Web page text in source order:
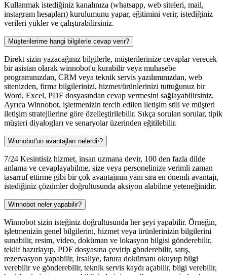
Kullanmak istediğiniz kanalınıza (whatsapp, web siteleri, mail,
instagram hesapları) kurulumunu yapar, eğitimini verir, istediğiniz
verileri yükler ve çalıştırabilirsiniz.
Müşterilerime hangi bilgilerle cevap verir?
Direkt sizin yazacağınız bilgilerle, müşterilerinize cevaplar verecek
bir asistan olarak winnobot'u kurabilir veya muhasebe
programınızdan, CRM veya teknik servis yazılımınızdan, web
sitenizden, firma bilgilerinizi, hizmet/ürünlerinizi tuttuğunuz bir
Word, Excel, PDF dosyasından cevap vermesini sağlayabilirsiniz.
Ayrıca Winnobot, işletmenizin tercih edilen iletişim stili ve müşteri
iletişim stratejilerine göre özelleştirilebilir. Sıkça sorulan sorular, tipik
müşteri diyalogları ve senaryolar üzerinden eğitilebilir.
Winnobot'un avantajları nelerdir?
7/24 Kesintisiz hizmet, insan uzmana devir, 100 den fazla dilde
anlama ve cevaplayabilme, size veya personelinize verimli zaman
tasarruf ettirme gibi bir çok avantajının yanı sıra en önemli avantajı,
istediğiniz çözümler doğrultusunda aksiyon alabilme yeteneğinidir.
Winnobot neler yapabilir?
Winnobot sizin isteğiniz doğrultusunda her şeyi yapabilir. Örneğin,
işletmenizin genel bilgilerini, hizmet veya ürünlerinizin bilgilerini
sunabilir, resim, video, doküman ve lokasyon bilgisi gönderebilir,
teklif hazırlayıp, PDF dosyasına çevirip gönderebilir, satış,
rezervasyon yapabilir, İrsaliye, fatura dokümanı okuyup bilgi
verebilir ve gönderebilir, teknik servis kaydı açabilir, bilgi verebilir,